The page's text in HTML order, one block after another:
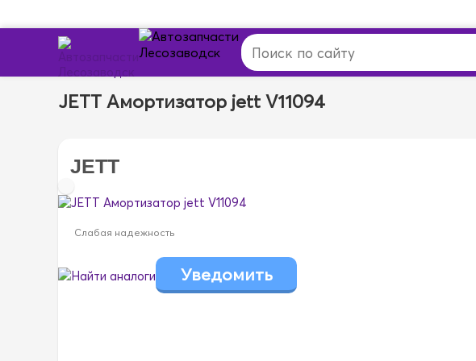
JETT Амортизатор jett V11094
JETT
Слабая надежность
Найти аналоги